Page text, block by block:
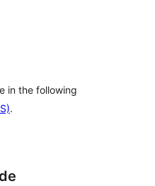
in the following
.